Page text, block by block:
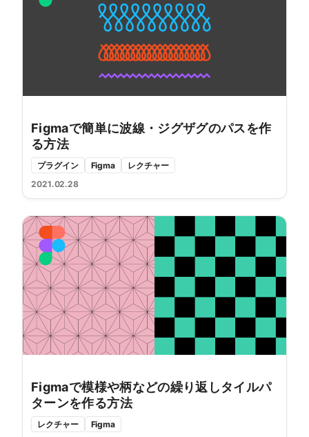
Figmaで簡単に波線・ジグザグのパスを作
る方法
プラグイン Figma
レクチャー
2021.02.28
Figmaで模様や柄などの繰り返しタイルパ
ターンを作る方法
レクチャー
Figma